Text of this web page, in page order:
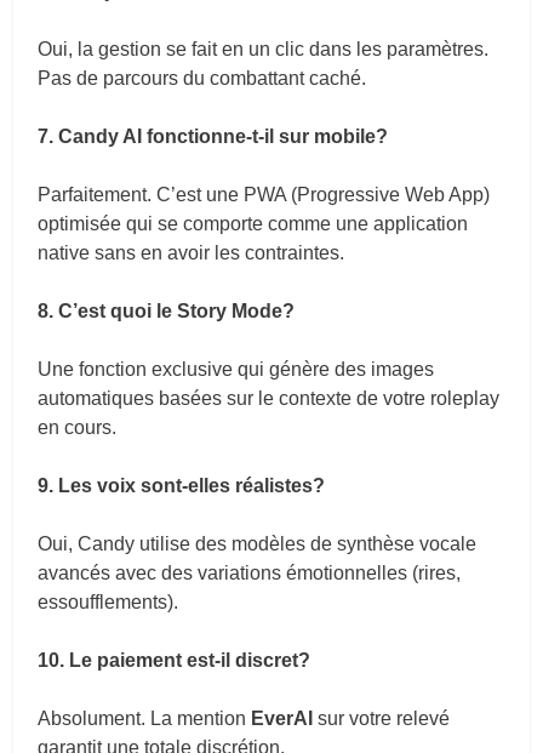
Oui, la gestion se fait en un clic dans les paramètres.
Pas de parcours du combattant caché.
7. Candy AI fonctionne-t-il sur mobile?
Parfaitement. C’est une PWA (Progressive Web App)
optimisée qui se comporte comme une application
native sans en avoir les contraintes.
8. C’est quoi le Story Mode?
Une fonction exclusive qui génère des images
automatiques basées sur le contexte de votre roleplay
en cours.
9. Les voix sont-elles réalistes?
Oui, Candy utilise des modèles de synthèse vocale
avancés avec des variations émotionnelles (rires,
essoufflements).
10. Le paiement est-il discret?
Absolument. La mention EverAI sur votre relevé
garantit une totale discrétion.